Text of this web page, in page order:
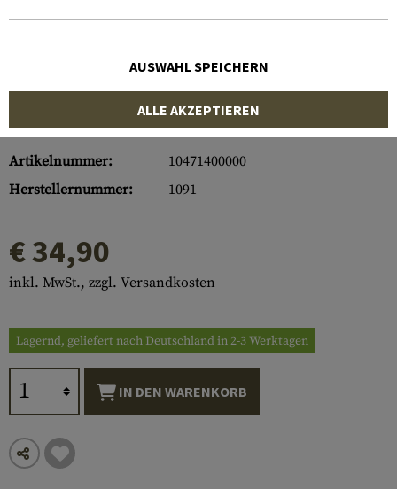
Artikelnummer:
10471400000
Herstellernummer:
1091
€ 34,90
inkl. MwSt., zzgl. Versandkosten
Lagernd, geliefert nach Deutschland in 2-3 Werktagen
IN DEN WARENKORB
AUSWAHL SPEICHERN
ALLE AKZEPTIEREN